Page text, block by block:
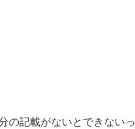
の記載がないとできないっ